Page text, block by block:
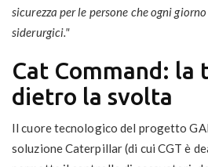
sicurezza per le persone che ogni
siderurgici."
Cat Command: la
dietro la svolta
Il cuore tecnologico del progetto
soluzione Caterpillar (di cui CGT è